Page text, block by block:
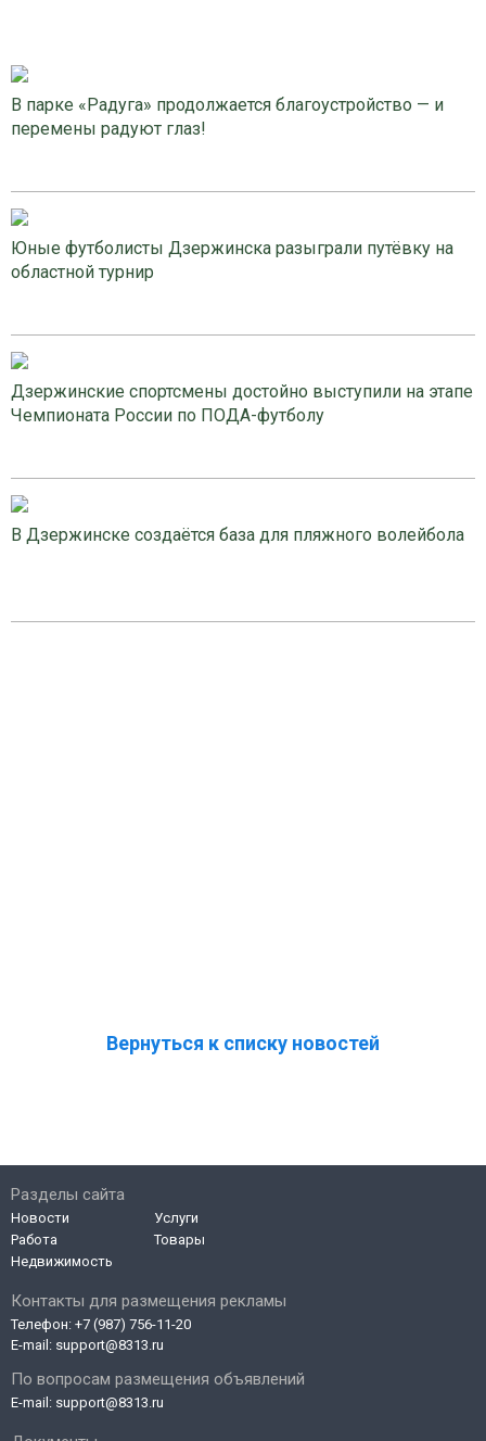
В парке «Радуга» продолжается благоустройство — и
перемены радуют глаз!
Юные футболисты Дзержинска разыграли путёвку на
областной турнир
Дзержинские спортсмены достойно выступили на этапе
Чемпионата России по ПОДА-футболу
В Дзержинске создаётся база для пляжного волейбола
Вернуться к списку новостей
Контакты для размещения рекламы
Телефон: +7 (987) 756-11-20
E-mail: support@8313.ru
По вопросам размещения объявлений
E-mail: support@8313.ru
Разделы сайта
Новости
Работа
Недвижимость
Услуги
Товары